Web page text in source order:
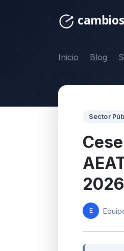
Inicio Blog
Sector
2026
E